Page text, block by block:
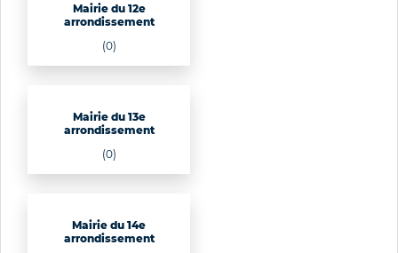
Mairie du 12e
arrondissement
(0)
Mairie du 13e
arrondissement
(0)
Mairie du 14e
arrondissement